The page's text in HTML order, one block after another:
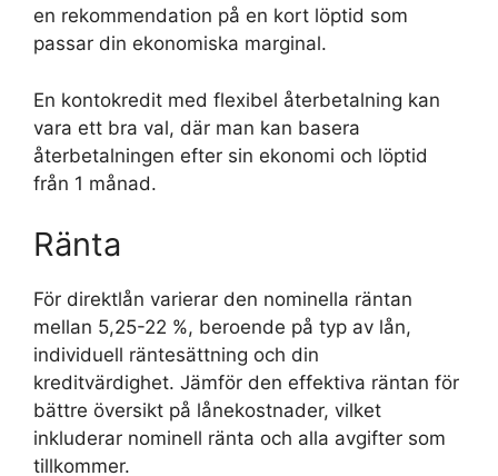
en rekommendation på en kort löptid som
passar din ekonomiska marginal.
En kontokredit med flexibel återbetalning kan
vara ett bra val, där man kan basera
återbetalningen efter sin ekonomi och löptid
från 1 månad.
Ränta
För direktlån varierar den nominella räntan
mellan 5,25-22 %, beroende på typ av lån,
individuell räntesättning och din
kreditvärdighet. Jämför den effektiva räntan för
bättre översikt på lånekostnader, vilket
inkluderar nominell ränta och alla avgifter som
tillkommer.